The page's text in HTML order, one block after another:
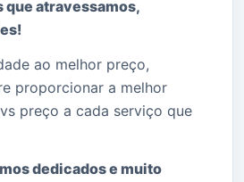
que atravessamos,
ao melhor preço,
proporcionar a melhor
preço a cada serviço que
dedicados e muito